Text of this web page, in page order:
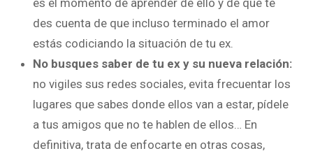
des cuenta de que incluso terminado el amor
estás codiciando la situación de tu ex.
No busques saber de tu ex y su nueva relación:
no vigiles sus redes sociales, evita frecuentar los
lugares que sabes donde ellos van a estar, pídele
a tus amigos que no te hablen de ellos… En
definitiva, trata de enfocarte en otras cosas,